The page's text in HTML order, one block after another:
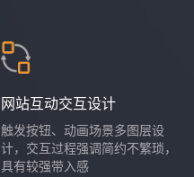
网站互动交互设计
触发按钮、动画场景多图层设
计，交互过程强调简约不繁琐，
具有较强带入感